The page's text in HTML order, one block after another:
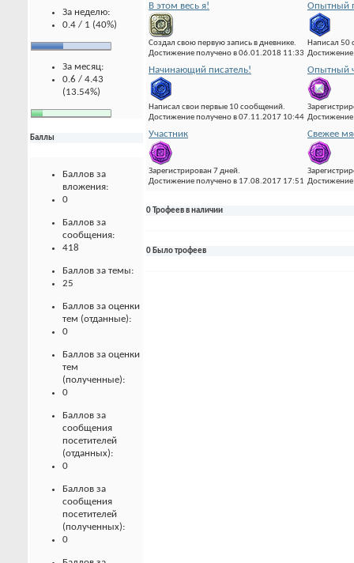
За неделю:
0.4 / 1 (40%)
За месяц:
0.6 / 4.43
(13.54%)
Баллы
Баллов за
вложения:
0
Баллов за
сообщения:
418
Баллов за темы:
25
Баллов за оценки
тем (отданные):
0
Баллов за оценки
тем
(полученные):
0
Баллов за
сообщения
посетителей
(отданных):
0
Баллов за
сообщения
посетителей
(полученных):
0
В этом весь я!
Создал свою первую запись в дневнике.
Достижение получено в 06.01.2018 11:33
Опытный
Написал 50
Начинающий писатель!
Написал свои первые 10 сообщений.
Достижение получено в 07.11.2017 10:44
Опытный
Участник
Зарегистрирован 7 дней.
Достижение получено в 17.08.2017 17:51
Свежее
0 Трофеев в наличии
0 Было трофеев